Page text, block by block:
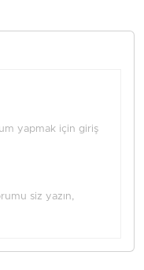
yapmak için giriş
siz yazın,